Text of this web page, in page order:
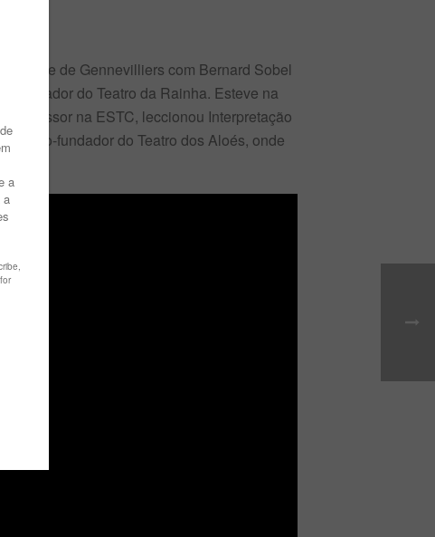
de Gennevilliers com Bernard Sobel
fundador do Teatro da Rainha. Esteve na
Professor na ESTC, leccionou Interpretação
É co-fundador do Teatro dos Aloés, onde